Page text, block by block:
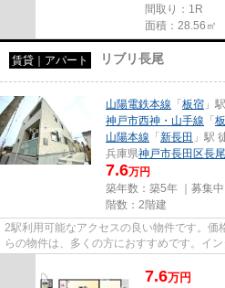
間取り：1R
面積：28.56㎡
賃貸｜アパート リブリ長尾
山陽電鉄本線 「 板宿 」
神戸市西神・山手線 「
山陽本線 「 新長田 」駅
兵庫県神戸市長田区長
7.6万円
築年数：築5年 ｜募集中
階数：2階建
2駅利用可能なアクセスの良い物件です。価
らの物件は、多くの方におすすめです。イ
7.6万円